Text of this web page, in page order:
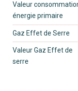
Valeur
énergie primaire
Gaz Effet de Serre
Valeur Gaz Effet de
serre